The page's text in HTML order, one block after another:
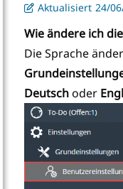
Aktualisiert 24/
Wie ändere ich
Die Sprache
Deutschoder